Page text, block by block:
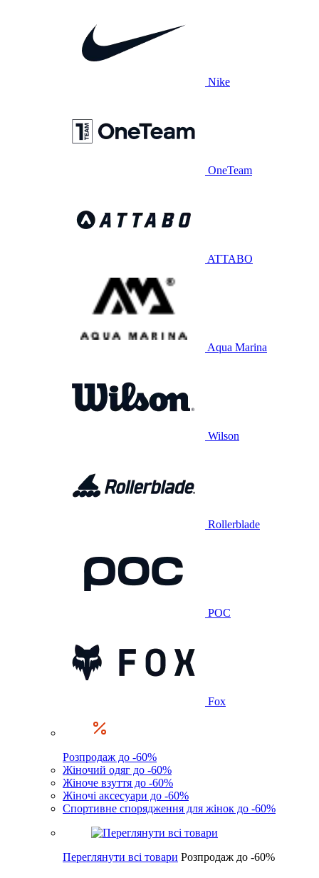
Nike
OneTeam
ATTABO
Aqua Marina
Wilson
Rollerblade
POC
Fox
Розпродаж до -60%
Жіночий одяг до -60%
Жіноче взуття до -60%
Жіночі аксесуари до -60%
Спортивне спорядження для жінок до -60%
Переглянути всі товари Розпродаж до -60%